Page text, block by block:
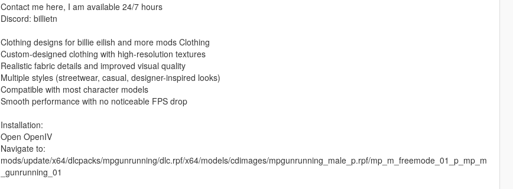
Contact me here, I am available 24/7 hours
Discord: billietn
Clothing designs for billie eilish and more mods Clothing
Custom-designed clothing with high-resolution textures
Realistic fabric details and improved visual quality
Multiple styles (streetwear, casual, designer-inspired looks)
Compatible with most character models
Smooth performance with no noticeable FPS drop
Installation:
Open OpenIV
Navigate to:
mods/update/x64/dlcpacks/mpgunrunning/dlc.rpf/x64/models/cdimages/mpgunrunning_male_p.rpf/mp_m_freemode_01_p_mp_m
_gunrunning_01